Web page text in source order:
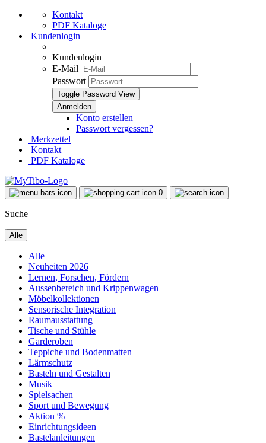
Kontakt
PDF Kataloge
Kundenlogin
Kundenlogin
E-Mail
Passwort
Toggle Password View
Konto erstellen
Passwort vergessen?
Merkzettel
Kontakt
PDF Kataloge
0
Suche
Alle
Alle
Neuheiten 2026
Lernen, Forschen, Fördern
Aussenbereich und Krippenwagen
Möbelkollektionen
Sensorische Integration
Raumausstattung
Tische und Stühle
Garderoben
Teppiche und Bodenmatten
Lärmschutz
Basteln und Gestalten
Musik
Spielsachen
Sport und Bewegung
Aktion %
Einrichtungsideen
Bastelanleitungen